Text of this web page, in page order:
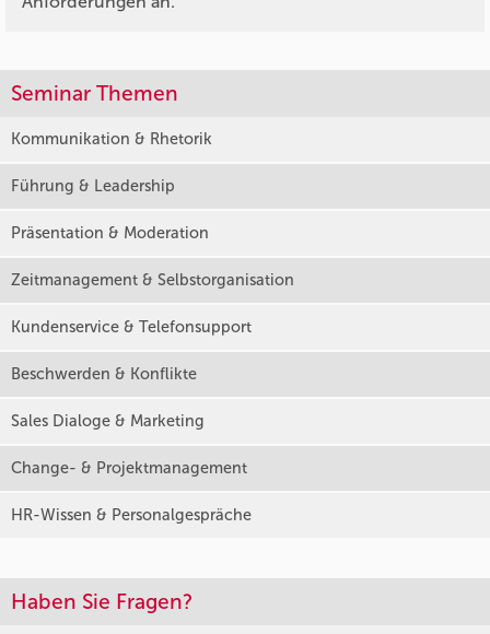
Seminar Themen
Kommunikation & Rhetorik
Führung & Leadership
Präsentation & Moderation
Zeitmanagement & Selbstorganisation
Kundenservice & Telefonsupport
Beschwerden & Konflikte
Sales Dialoge & Marketing
Change- & Projektmanagement
HR-Wissen & Personalgespräche
Haben Sie Fragen?